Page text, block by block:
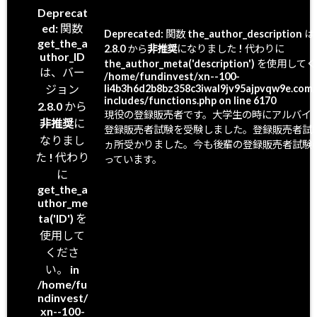
Deprecat
ed: 関数
get_the_a
uthor_ID
は、バー
ジョン
2.8.0 から
非推奨に
なりまし
た ! 代わり
に
get_the_a
uthor_me
ta('ID') を
使用して
くださ
い。 in
/home/fu
ndinvest/
xn--100-
Deprecated: 関数 the_author_description は
2.8.0 から非推奨になりました ! 代わりに
the_author_meta('description') を使用してく
/home/fundinvest/xn--100-
includes/functions.phpon line 6170
現役の登録販売者です。大学生の時にアルバイ
登録販売者試験を受験しました。登録販売者試
ヵ所受かりました。今も後輩の登録販売者試験
っています。